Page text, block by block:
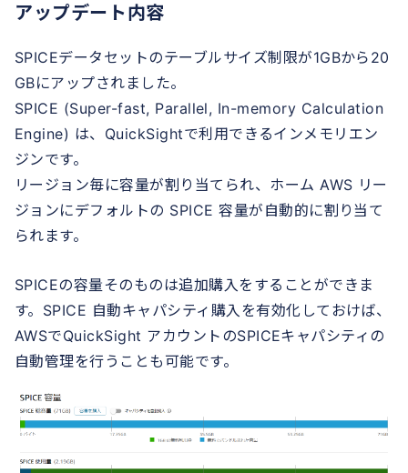
アップデート内容
SPICEデータセットのテーブルサイズ制限が1GBから20
GBにアップされました。
SPICE (Super-fast, Parallel, In-memory Calculation
Engine) は、QuickSightで利用できるインメモリエン
ジンです。
リージョン毎に容量が割り当てられ、ホーム AWS リー
ジョンにデフォルトの SPICE 容量が自動的に割り当て
られます。
SPICEの容量そのものは追加購入をすることができま
す。SPICE 自動キャパシティ購入を有効化しておけば、
AWSでQuickSight アカウントのSPICEキャパシティの
自動管理を行うことも可能です。